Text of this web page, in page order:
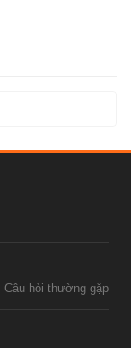
Câu hỏi thường gặp